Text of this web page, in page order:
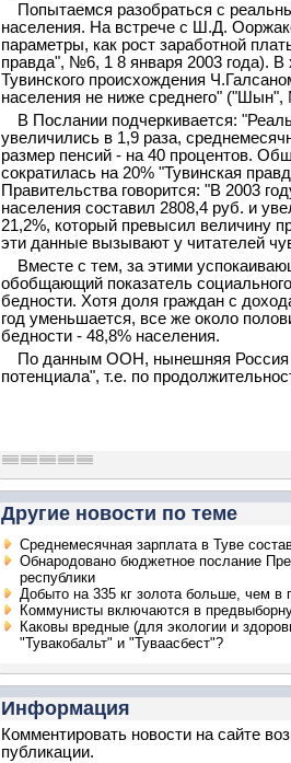
Попытаемся разобраться с
населения. На встрече с Ш.Д.
параметры, как рост заработной
правда", №6, 1 8 января 2003 года).
Тувинского происхождения
населения не ниже среднего" ("Шын",
В Послании подчеркивается:
увеличились в 1,9 раза,
размер пенсий - на 40 процентов.
сократилась на 20% "Тувинская
Правительства говорится: "В 2003
населения составил 2808,4 руб. и
21,2%, который превысил величину
эти данные вызывают у читателей
Вместе с тем, за этими
обобщающий показатель
бедности. Хотя доля граждан с
год уменьшается, все же около
бедности - 48,8% населения.
По данным ООН, нынешняя Россия
потенциала", т.е. по
Другие новости по теме
Среднемесячная зарплата в Туве
Обнародовано бюджетное послание
республики
Добыто на 335 кг золота больше, чем в
Коммунисты включаются в
Каковы вредные (для экологии и
"Тувакобальт" и "Туваасбест"?
Информация
Комментировать новости на сайте
публикации.